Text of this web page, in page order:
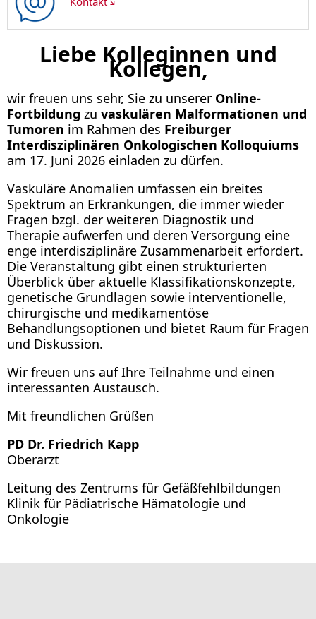
Liebe Kolleginnen und
Kollegen,
wir freuen uns sehr, Sie zu unserer Online-
Fortbildung zu vaskulären Malformationen und
Tumoren im Rahmen des Freiburger
Interdisziplinären Onkologischen Kolloquiums
am 17. Juni 2026 einladen zu dürfen.
Vaskuläre Anomalien umfassen ein breites
Spektrum an Erkrankungen, die immer wieder
Fragen bzgl. der weiteren Diagnostik und
Therapie aufwerfen und deren Versorgung eine
enge interdisziplinäre Zusammenarbeit erfordert.
Die Veranstaltung gibt einen strukturierten
Überblick über aktuelle Klassifikationskonzepte,
genetische Grundlagen sowie interventionelle,
chirurgische und medikamentöse
Behandlungsoptionen und bietet Raum für Fragen
und Diskussion.
Wir freuen uns auf Ihre Teilnahme und einen
interessanten Austausch.
Mit freundlichen Grüßen
PD Dr. Friedrich Kapp
Oberarzt
Leitung des Zentrums für Gefäßfehlbildungen
Klinik für Pädiatrische Hämatologie und
Onkologie